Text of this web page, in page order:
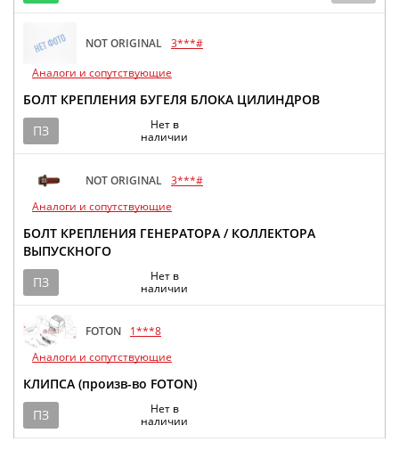
NOT ORIGINAL 3***#
Аналоги и сопутствующие
БОЛТ КРЕПЛЕНИЯ БУГЕЛЯ БЛОКА ЦИЛИНДРОВ
ПЗ
Нет в
наличии
NOT ORIGINAL 3***#
Аналоги и сопутствующие
БОЛТ КРЕПЛЕНИЯ ГЕНЕРАТОРА / КОЛЛЕКТОРА
ВЫПУСКНОГО
ПЗ
Нет в
наличии
FOTON
1***8
Аналоги и сопутствующие
КЛИПСА (произв-во FOTON)
ПЗ
Нет в
наличии